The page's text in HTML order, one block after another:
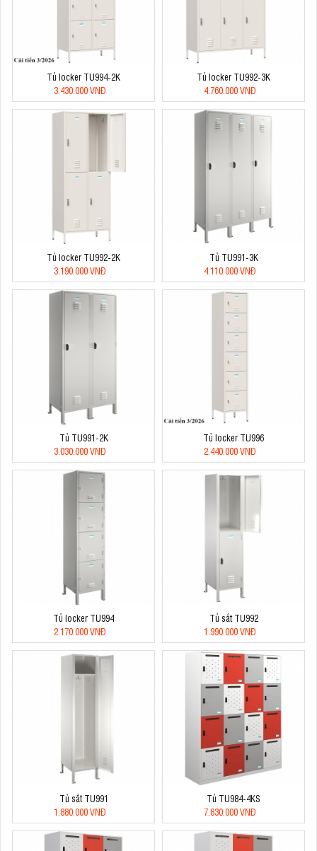
Tủ locker TU994-2K
3.430.000 VNĐ
Tủ locker TU992-3K
4.760.000 VNĐ
Tủ locker TU992-2K
3.190.000 VNĐ
Tủ TU991-3K
4.110.000 VNĐ
Tủ TU991-2K
3.030.000 VNĐ
Tủ locker TU996
2.440.000 VNĐ
Tủ locker TU994
2.170.000 VNĐ
Tủ sắt TU992
1.990.000 VNĐ
Tủ sắt TU991
1.880.000 VNĐ
Tủ TU984-4KS
7.830.000 VNĐ